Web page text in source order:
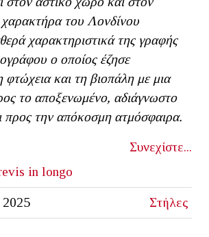
χαρακτήρα του Λονδίνου
χαρακτηριστικά της γραφής
ο οποίος έζησε
φτώχεια και τη βιοπάλη με μια
το αποξενωμένο, αδιάγνωστο
προς την απόκοσμη ατμόσφαιρα.
Συνεχίστε...
in longo
2025 Στήλες